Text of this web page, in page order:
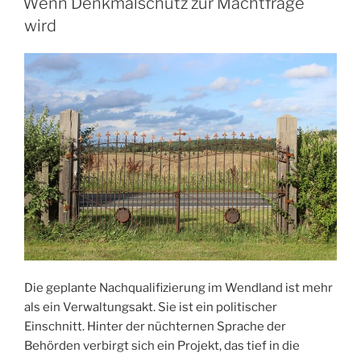
wird
Die geplante Nachqualifizierung im Wendland ist mehr
als ein Verwaltungsakt. Sie ist ein politischer
Einschnitt. Hinter der nüchternen Sprache der
Behörden verbirgt sich ein Projekt, das tief in die